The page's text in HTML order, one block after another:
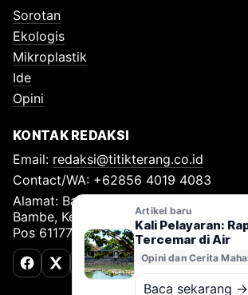
Sorotan
Ekologis
Mikroplastik
Ide
Opini
KONTAK REDAKSI
Email: redaksi@titikterang.co.id
Contact/WA: +62856 4019 4083
Alamat: Bambe Nomor 115, RT 009 RW
Bambe, Kecamatan Driyorejo,
Pos 61177
FacebookX (Twitter)
TikTok
Artikel baru
Kali Pelayaran:
Tercemar di Air
Opini dan Cerita
Baca sekarang →